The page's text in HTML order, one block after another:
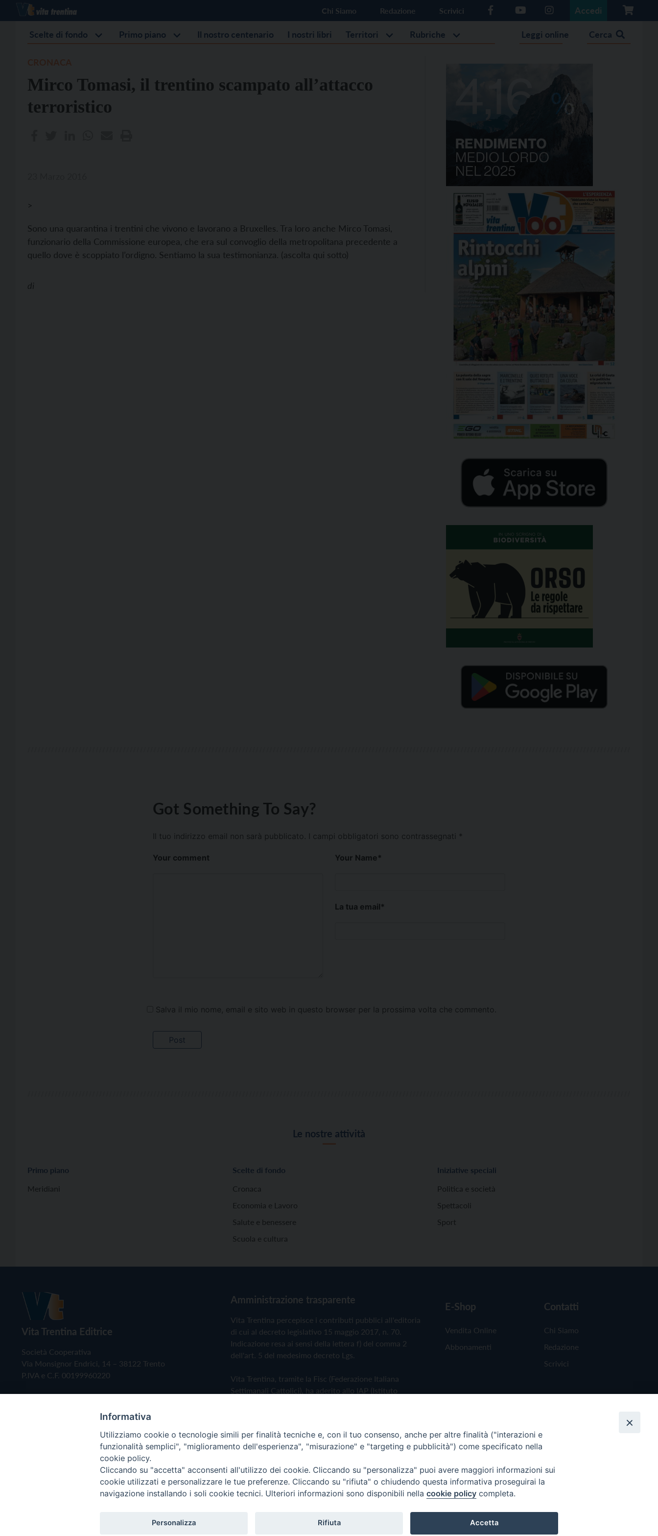
Chi Siamo Redazione Scrivici Accedi
Scelte di fondo Primo piano Il nostro centenario I nostri libri Territori Rubriche Leggi online Cerca
Mirco Tomasi, il trentino scampato all’attacco
terroristico
>
Sono una quarantina i trentini che vivono e lavorano a Bruxelles. Tra loro anche Mirco Tomasi,
funzionario della Commissione europea, che era sul convoglio della metropolitana precedente a
quello dove è scoppiato l’ordigno. Sentiamo la sua testimonianza. (ascolta qui sotto)
di
Got Something To Say?
Il tuo indirizzo email non sarà pubblicato. I campi obbligatori sono contrassegnati *
Your comment Your Name*
La tua email*
Salva il mio nome, email e sito web in questo browser per la prossima volta che commento.
Le nostre attività
Primo piano
Meridiani
Scelte di fondo
Cronaca
Economia e Lavoro
Salute e benessere
Scuola e cultura
Iniziative speciali
Politica e società
Spettacoli
Sport
Vita Trentina Editrice
Società Cooperativa
Via Monsignor Endrici, 14 – 38122 Trento
P.IVA e C.F. 00199960220
Amministrazione trasparente
Vita Trentina percepisce i contributi pubblici all'editoria
di cui al decreto legislativo 15 maggio 2017, n. 70.
Indicazione resa ai sensi della lettera f) del comma 2
dell'art. 5 del medesimo decreto Lgs.
Vita Trentina, tramite la Fisc (Federazione Italiana
Settimanali Cattolici), ha aderito allo IAP (Istituto
Privacy Policy Cookie Policy
E-Shop
Vendita Online
Abbonamenti
Contatti
Chi Siamo
Redazione
Scrivici
Copyright © 2019 - Tutti i diritti riservati - Vita Trentina Editrice
Informativa
Utilizziamo cookie o tecnologie simili per finalità tecniche e, con il tuo consenso, anche per altre finalità ("interazioni e
funzionalità semplici", "miglioramento dell'esperienza", "misurazione" e "targeting e pubblicità") come specificato nella
cookie policy.
Cliccando su "accetta" acconsenti all'utilizzo dei cookie. Cliccando su "personalizza" puoi avere maggiori informazioni sui
cookie utilizzati e personalizzare le tue preferenze. Cliccando su "rifiuta" o chiudendo questa informativa proseguirai la
navigazione installando i soli cookie tecnici. Ulteriori informazioni sono disponibili nella cookie policy completa.
Personalizza Rifiuta Accetta